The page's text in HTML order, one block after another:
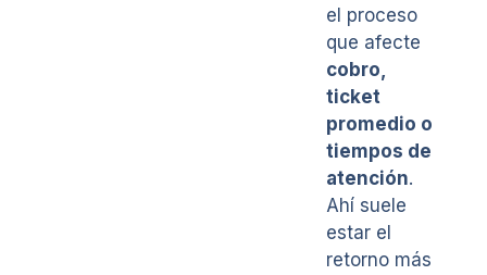
el proceso
que afecte
cobro,
ticket
promedio o
tiempos de
atención.
Ahí suele
estar el
retorno más